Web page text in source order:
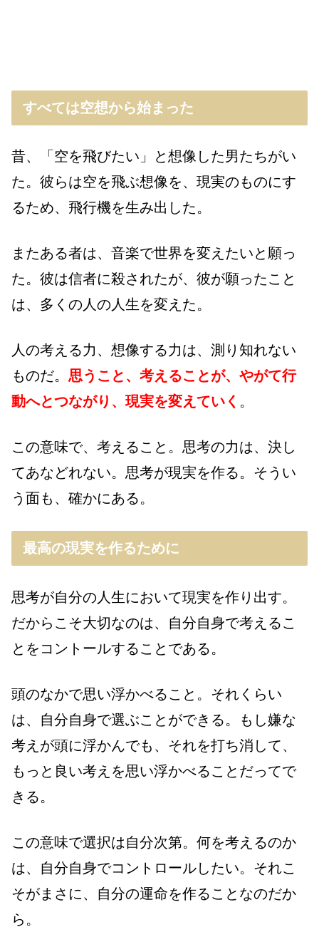
すべては空想から始まった
昔、「空を飛びたい」と想像した男たちがい
た。彼らは空を飛ぶ想像を、現実のものにす
るため、飛行機を生み出した。
またある者は、音楽で世界を変えたいと願っ
た。彼は信者に殺されたが、彼が願ったこと
は、多くの人の人生を変えた。
人の考える力、想像する力は、測り知れない
ものだ。 思うこと、考えることが、やがて行
動へとつながり、現実を変えていく 。
この意味で、考えること。思考の力は、決し
てあなどれない。思考が現実を作る。そうい
う面も、確かにある。
最高の現実を作るために
思考が自分の人生において現実を作り出す。
だからこそ大切なのは、自分自身で考えるこ
とをコントールすることである。
頭のなかで思い浮かべること。それくらい
は、自分自身で選ぶことができる。もし嫌な
考えが頭に浮かんでも、それを打ち消して、
もっと良い考えを思い浮かべることだってで
きる。
この意味で選択は自分次第。何を考えるのか
は、自分自身でコントロールしたい。それこ
そがまさに、自分の運命を作ることなのだか
ら。